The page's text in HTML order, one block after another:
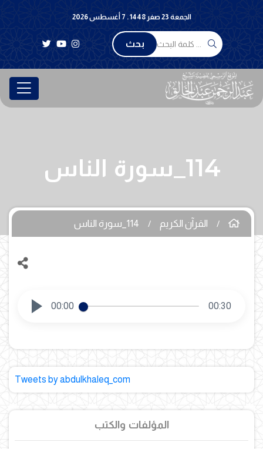
الجمعة 23 صفر 1448 . 7 أغسطس 2026
بحث
114_سورة الناس
القرآن الكريم 114_سورة الناس
00:00 00:30
Tweets by abdulkhaleq_com
المؤلفات والكتب